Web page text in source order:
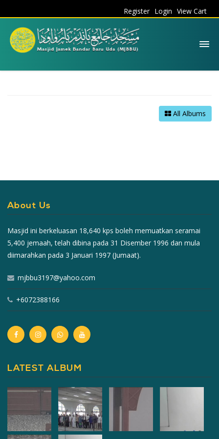
View Cart
Login
Register
All Albums
About Us
Masjid ini berkeluasan 18,640 kps boleh memuatkan seramai
5,400 jemaah, telah dibina pada 31 Disember 1996 dan mula
diimarahkan pada 3 Januari 1997 (Jumaat).
mjbbu3197@yahoo.com
+6072388166
LATEST ALBUM